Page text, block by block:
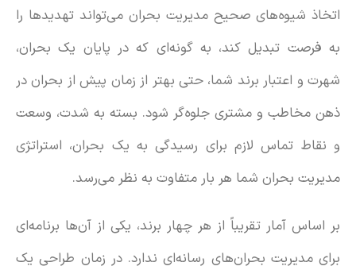
اتخاذ شیوه‌های صحیح مدیریت بحران می‌تواند تهدیدها را
به فرصت تبدیل کند، به گونه‌ای که در پایان یک بحران،
شهرت و اعتبار برند شما، حتی بهتر از زمان پیش از بحران در
ذهن مخاطب و مشتری جلوه‌گر شود. بسته به شدت، وسعت
و نقاط تماس لازم برای رسیدگی به یک بحران، استراتژی
مدیریت بحران شما هر بار متفاوت به نظر می‌رسد.
بر اساس آمار تقریباً از هر چهار برند، یکی از آن‌ها برنامه‌ای
برای مدیریت بحران‌های رسانه‌ای ندارد. در زمان طراحی یک